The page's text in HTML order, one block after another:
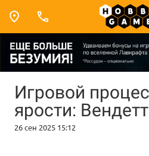
Игровой
ярости:
26 сен 2025 15:12